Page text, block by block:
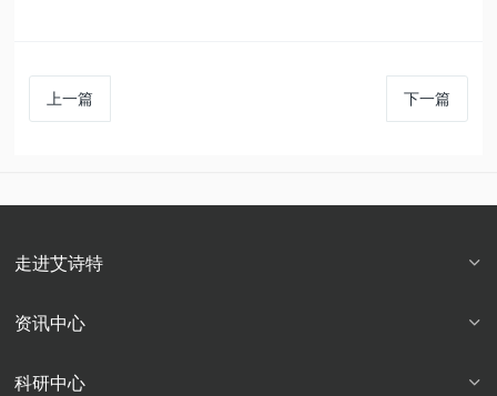
上一篇 下一篇
走进艾诗特
资讯中心
科研中心